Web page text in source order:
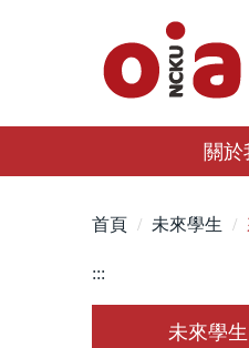
內
區
關於
首頁 未來學生
:::
未來學生